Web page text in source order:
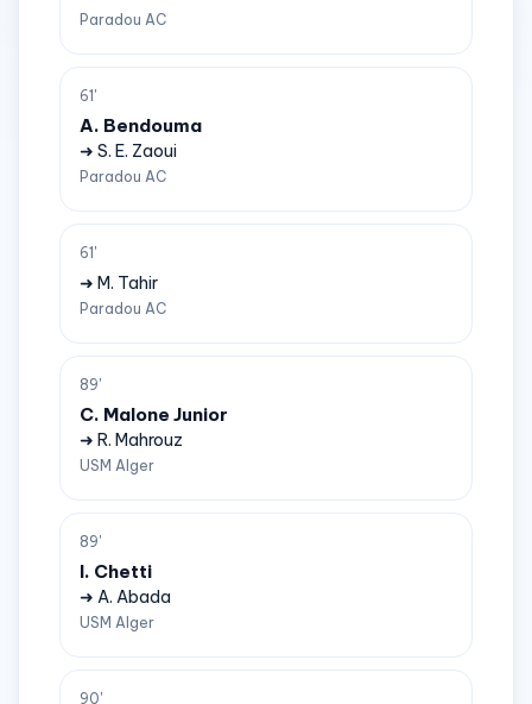
Paradou AC
61'
A. Bendouma
➜ S. E. Zaoui
Paradou AC
61'
➜ M. Tahir
Paradou AC
89'
C. Malone Junior
➜ R. Mahrouz
USM Alger
89'
I. Chetti
➜ A. Abada
USM Alger
90'